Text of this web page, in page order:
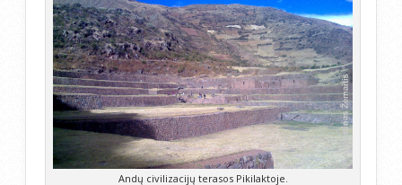
Andų civilizacijų terasos Pikilaktoje.